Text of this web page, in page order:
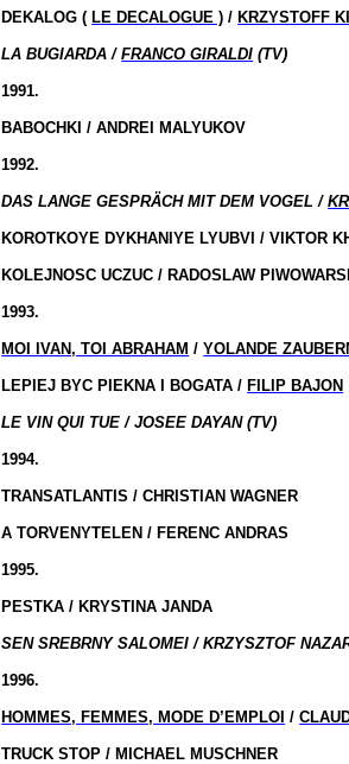
DEKALOG ( LE DECALOGUE ) / KRZYSTOFF
LA BUGIARDA /FRANCO GIRALDI (TV)
1991.
BABOCHKI / ANDREI MALYUKOV
1992.
DAS LANGE GESPRÄCH MIT DEM VOGEL /
KOROTKOYE DYKHANIYE LYUBVI / VIKTOR
KOLEJNOSC UCZUC / RADOSLAW
1993.
MOI IVAN, TOI ABRAHAM /YOLANDE
LEPIEJ BYC PIEKNA I BOGATA / FILIP BAJON
LE VIN QUI TUE / JOSEE DAYAN (TV)
1994.
TRANSATLANTIS / CHRISTIAN WAGNER
A TORVENYTELEN / FERENC ANDRAS
1995.
PESTKA / KRYSTINA JANDA
SEN SREBRNY SALOMEI / KRZYSZTOF
1996.
HOMMES, FEMMES, MODE D’EMPLOI /
TRUCK STOP / MICHAEL MUSCHNER